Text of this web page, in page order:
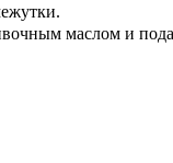
маслом и